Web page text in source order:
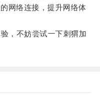
网络连接，提升网络体
，不妨尝试一下刺猬加